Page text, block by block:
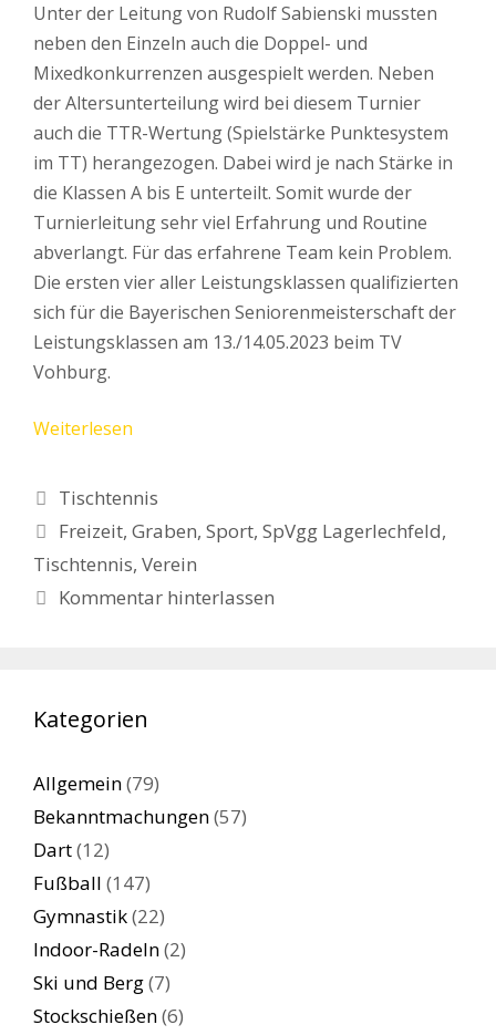
Unter der Leitung von Rudolf Sabienski mussten
neben den Einzeln auch die Doppel- und
Mixedkonkurrenzen ausgespielt werden. Neben
der Altersunterteilung wird bei diesem Turnier
auch die TTR-Wertung (Spielstärke Punktesystem
im TT) herangezogen. Dabei wird je nach Stärke in
die Klassen A bis E unterteilt. Somit wurde der
Turnierleitung sehr viel Erfahrung und Routine
abverlangt. Für das erfahrene Team kein Problem.
Die ersten vier aller Leistungsklassen qualifizierten
sich für die Bayerischen Seniorenmeisterschaft der
Leistungsklassen am 13./14.05.2023 beim TV
Vohburg.
Weiterlesen
Kategorien
Tischtennis
Schlagwörter
Freizeit,Graben,Sport,SpVgg Lagerlechfeld,
Tischtennis, Verein
Kommentar hinterlassen
Kategorien
Allgemein(79)
Bekanntmachungen(57)
Dart(12)
Fußball (147)
Gymnastik(22)
Indoor-Radeln(2)
Ski und Berg(7)
Stockschießen(6)